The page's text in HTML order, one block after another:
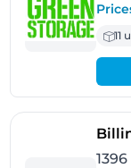
11